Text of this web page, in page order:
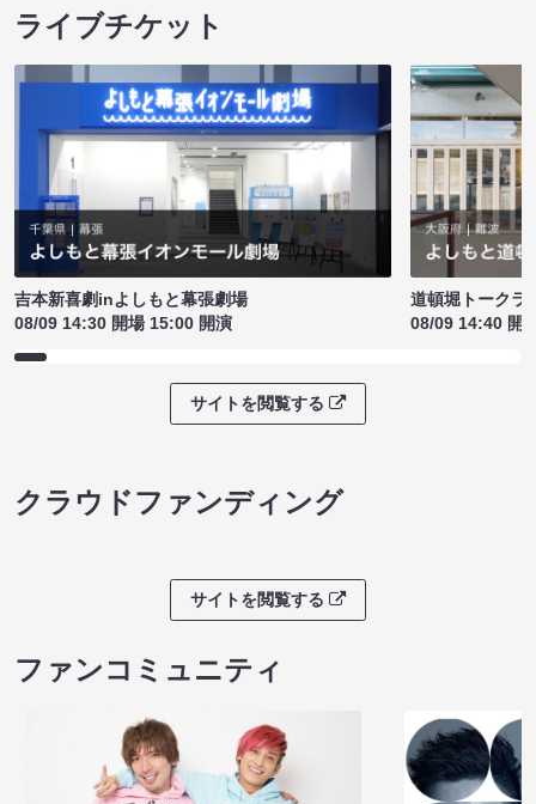
ライブチケット
吉本新喜劇inよしもと幕張劇場
08/09 14:30 開場 15:00 開演
道頓堀トークラ
08/09 14:40 開
サイトを閲覧する
クラウドファンディング
サイトを閲覧する
ファンコミュニティ